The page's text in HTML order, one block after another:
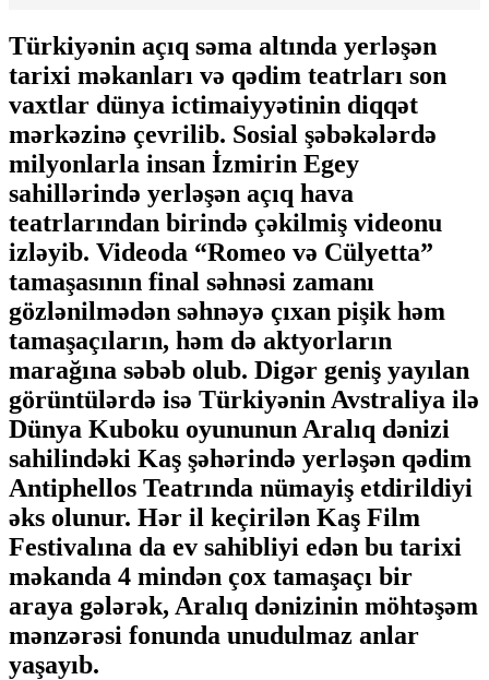
Türkiyənin açıq səma altında yerləşən
tarixi məkanları və qədim teatrları son
vaxtlar dünya ictimaiyyətinin diqqət
mərkəzinə çevrilib. Sosial şəbəkələrdə
milyonlarla insan İzmirin Egey
sahillərində yerləşən açıq hava
teatrlarından birində çəkilmiş videonu
izləyib. Videoda “Romeo və Cülyetta”
tamaşasının final səhnəsi zamanı
gözlənilmədən səhnəyə çıxan pişik həm
tamaşaçıların, həm də aktyorların
marağına səbəb olub. Digər geniş yayılan
görüntülərdə isə Türkiyənin Avstraliya ilə
Dünya Kuboku oyununun Aralıq dənizi
sahilindəki Kaş şəhərində yerləşən qədim
Antiphellos Teatrında nümayiş etdirildiyi
əks olunur. Hər il keçirilən Kaş Film
Festivalına da ev sahibliyi edən bu tarixi
məkanda 4 mindən çox tamaşaçı bir
araya gələrək, Aralıq dənizinin möhtəşəm
mənzərəsi fonunda unudulmaz anlar
yaşayıb.